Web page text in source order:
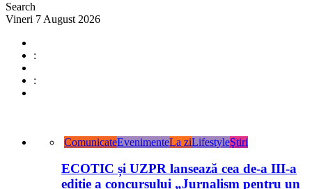
Search
Vineri 7 August 2026
:
:
ComunicateEvenimenteLa ziLifestyleŞtiri
ECOTIC și UZPR lansează cea de-a III-a
ediție a concursului „Jurnalism pentru un